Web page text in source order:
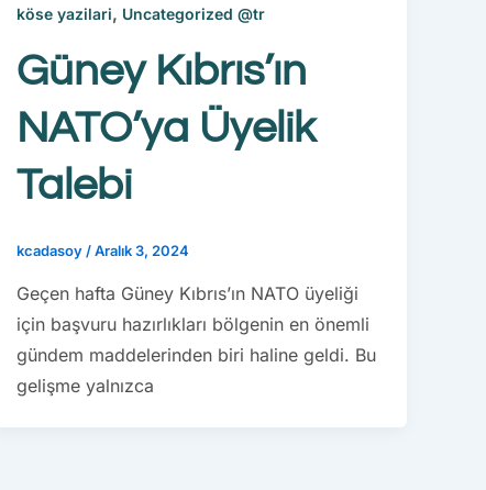
köse yazilari, Uncategorized @tr
Güney Kıbrıs’ın
NATO’ya Üyelik
Talebi
kcadasoy/Aralık 3, 2024
Geçen hafta Güney Kıbrıs’ın NATO üyeliği
için başvuru hazırlıkları bölgenin en önemli
gündem maddelerinden biri haline geldi. Bu
gelişme yalnızca